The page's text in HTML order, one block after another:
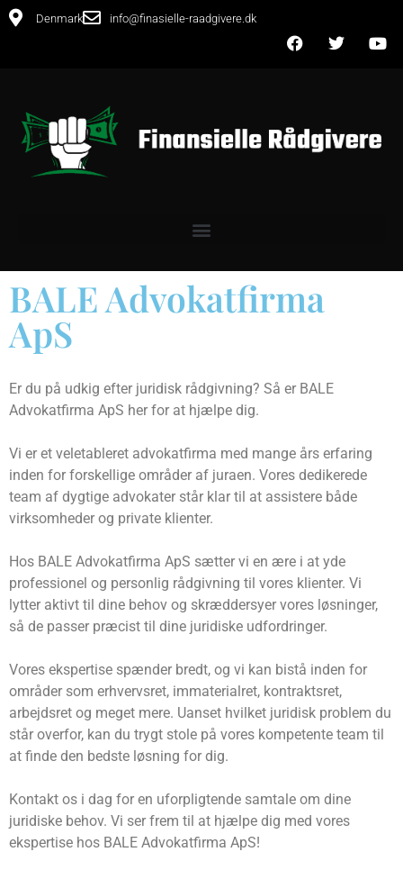
Denmark info@finasielle-raadgivere.dk
BALE Advokatfirma
ApS
Er du på udkig efter juridisk rådgivning? Så er BALE
Advokatfirma ApS her for at hjælpe dig.
Vi er et veletableret advokatfirma med mange års erfaring
inden for forskellige områder af juraen. Vores dedikerede
team af dygtige advokater står klar til at assistere både
virksomheder og private klienter.
Hos BALE Advokatfirma ApS sætter vi en ære i at yde
professionel og personlig rådgivning til vores klienter. Vi
lytter aktivt til dine behov og skræddersyer vores løsninger,
så de passer præcist til dine juridiske udfordringer.
Vores ekspertise spænder bredt, og vi kan bistå inden for
områder som erhvervsret, immaterialret, kontraktsret,
arbejdsret og meget mere. Uanset hvilket juridisk problem du
står overfor, kan du trygt stole på vores kompetente team til
at finde den bedste løsning for dig.
Kontakt os i dag for en uforpligtende samtale om dine
juridiske behov. Vi ser frem til at hjælpe dig med vores
ekspertise hos BALE Advokatfirma ApS!